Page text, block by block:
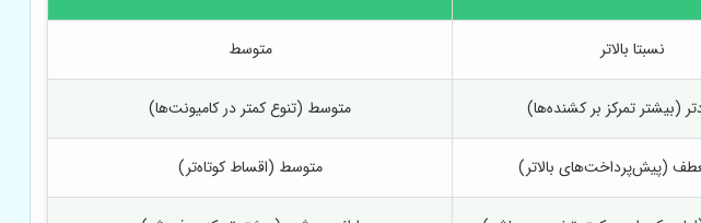
نسبتا بالاتر متوسط
(بیشتر تمرکز بر کشنده‌ها) متوسط (تنوع کمتر در کامیونت‌ها)
(پیش‌پرداخت‌های بالاتر) متوسط (اقساط کوتاه‌تر)